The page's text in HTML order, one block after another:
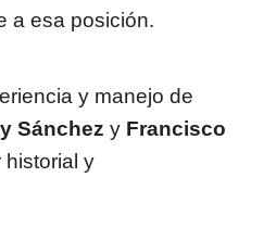
a esa posición.
y manejo de
Sánchez y Francisco
historial y